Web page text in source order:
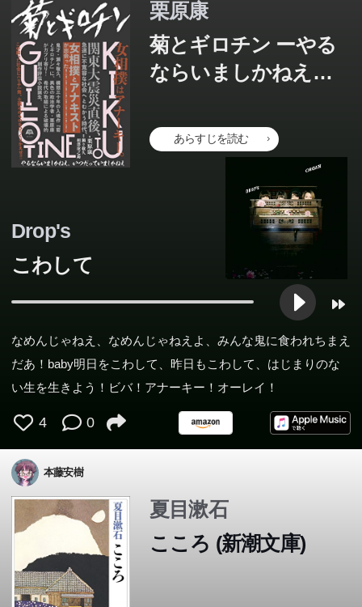
栗原康
菊とギロチン ーやる
ならいましかねえ、
ねえ
あらすじを読む
Drop's
こわして
なめんじゃねえ、なめんじゃねえよ、みんな鬼に食われちまえ
だあ！baby明日をこわして、昨日もこわして、はじまりのな
い生を生きよう！ビバ！アナーキー！オーレイ！
4 0
本藤安樹
夏目漱石
こころ (新潮文庫)